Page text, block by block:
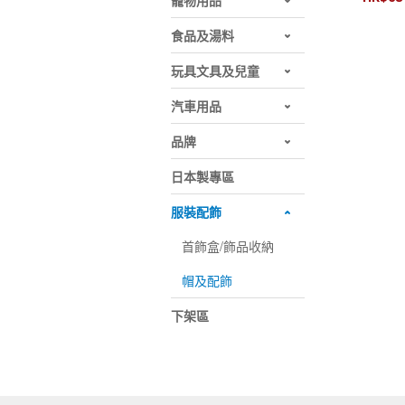
食品及湯料
玩具文具及兒童
汽車用品
品牌
日本製專區
服裝配飾
首飾盒/飾品收納
帽及配飾
下架區